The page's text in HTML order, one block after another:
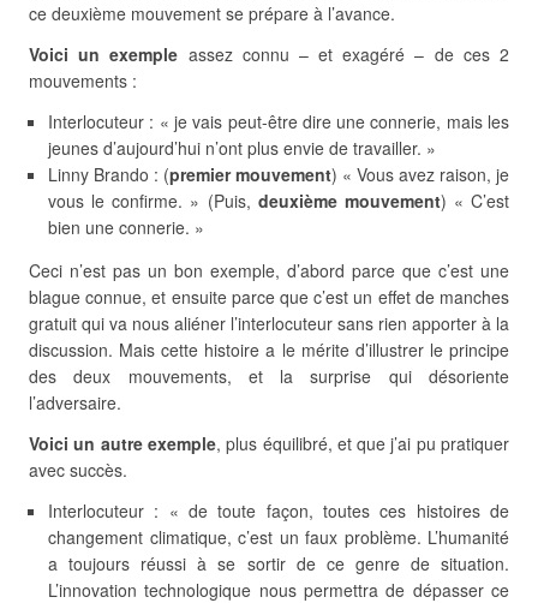
ce deuxième mouvement se prépare à l’avance.
Voici un exemple assez connu – et exagéré – de ces 2
mouvements :
Interlocuteur : « je vais peut-être dire une connerie, mais les
jeunes d’aujourd’hui n’ont plus envie de travailler. »
Linny Brando : (premier mouvement) « Vous avez raison, je
vous le confirme. » (Puis, deuxième mouvement) « C’est
bien une connerie. »
Ceci n’est pas un bon exemple, d’abord parce que c’est une
blague connue, et ensuite parce que c’est un effet de manches
gratuit qui va nous aliéner l’interlocuteur sans rien apporter à la
discussion. Mais cette histoire a le mérite d’illustrer le principe
des deux mouvements, et la surprise qui désoriente
l’adversaire.
Voici un autre exemple, plus équilibré, et que j’ai pu pratiquer
avec succès.
Interlocuteur : « de toute façon, toutes ces histoires de
changement climatique, c’est un faux problème. L’humanité
a toujours réussi à se sortir de ce genre de situation.
L’innovation technologique nous permettra de dépasser ce